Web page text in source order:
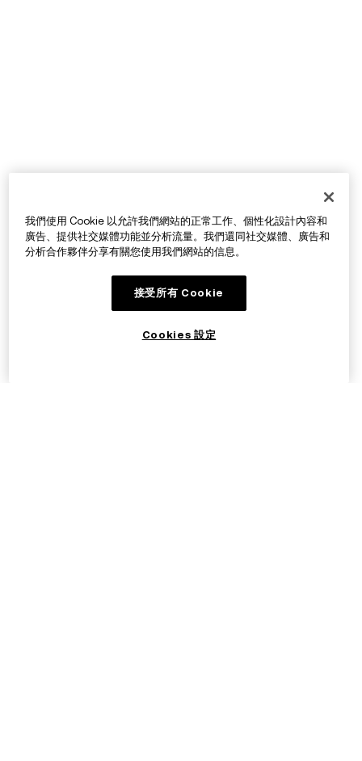
我們使用 Cookie 以允許我們網站的正常工作、個性化設計內容和
廣告、提供社交媒體功能並分析流量。我們還同社交媒體、廣告和
分析合作夥伴分享有關您使用我們網站的信息。
接受所有 Cookie
Cookies 設定